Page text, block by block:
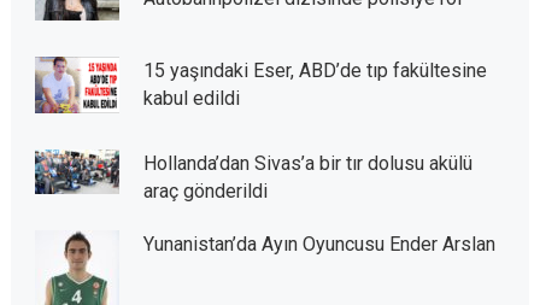
15 yaşındaki Eser, ABD’de tıp fakültesine
kabul edildi
Hollanda’dan Sivas’a bir tır dolusu akülü
araç gönderildi
Yunanistan’da Ayın Oyuncusu Ender Arslan